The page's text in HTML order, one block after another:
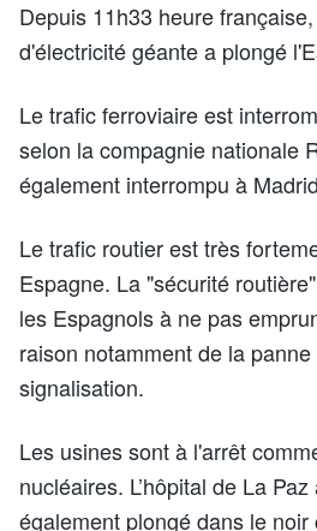
Depuis 11h33 heure
d'électricité géante a plongé
Le trafic ferroviaire est
selon la compagnie nationale
également interrompu à
Le trafic routier est très
Espagne. La "sécurité
les Espagnols à ne pas
raison notamment de la
signalisation.
Les usines sont à l'arrêt
nucléaires. L’hôpital de La
également plongé dans le